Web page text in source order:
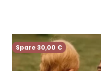
Spare 30,00 €